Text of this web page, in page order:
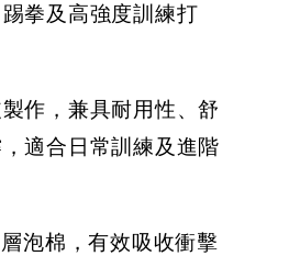
NT$ 500
NT$ 450
拳及高強度訓練打
作，兼具耐用性、舒
適合日常訓練及進階
泡棉，有效吸收衝擊